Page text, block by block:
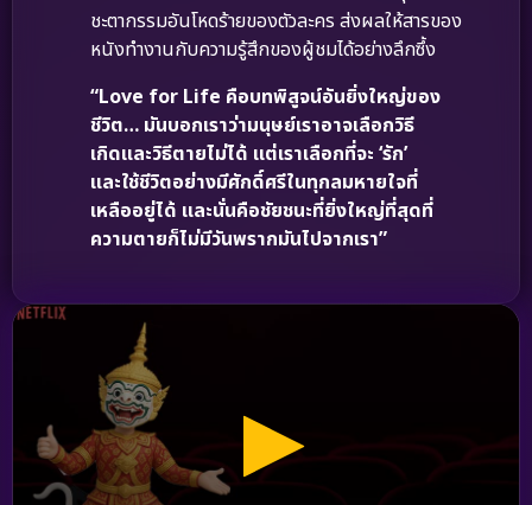
ชะตากรรมอันโหดร้ายของตัวละคร ส่งผลให้สารของ
หนังทำงานกับความรู้สึกของผู้ชมได้อย่างลึกซึ้ง
“Love for Life คือบทพิสูจน์อันยิ่งใหญ่ของ
ชีวิต… มันบอกเราว่ามนุษย์เราอาจเลือกวิธี
เกิดและวิธีตายไม่ได้ แต่เราเลือกที่จะ ‘รัก’
และใช้ชีวิตอย่างมีศักดิ์ศรีในทุกลมหายใจที่
เหลืออยู่ได้ และนั่นคือชัยชนะที่ยิ่งใหญ่ที่สุดที่
ความตายก็ไม่มีวันพรากมันไปจากเรา”